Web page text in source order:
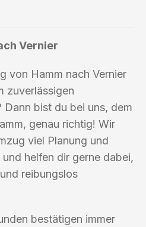
Vernier
von Hamm nach Vernier
zuverlässigen
Dann bist du bei uns, dem
genau richtig! Wir
viel Planung und
helfen dir gerne dabei,
reibungslos
bestätigen immer